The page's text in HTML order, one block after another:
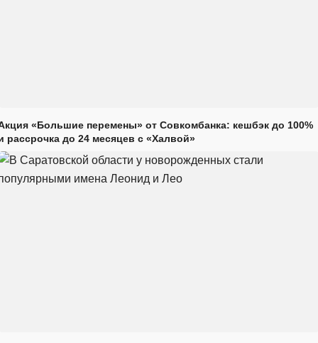
«Большие перемены» от Совкомбанка: кешбэк до 100%
рассрочка до 24 месяцев с «Халвой»